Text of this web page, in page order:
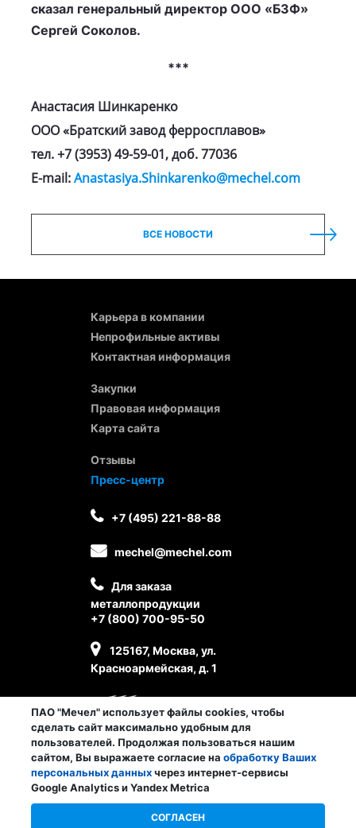
сказал генеральный директор ООО «БЗФ»
Сергей Соколов.
***
Анастасия Шинкаренко
ООО «Братский завод ферросплавов»
тел. +7 (3953) 49-59-01, доб. 77036
E-mail:Anastasiya.Shinkarenko@mechel.com
ВСЕ НОВОСТИ
Личный кабинет сотрудника
© ПАО «Мечел», 2026
Карьера в компании
Непрофильные активы
Контактная информация
Закупки
Правовая информация
Карта сайта
Отзывы
Пресс-центр
+7 (495) 221-88-88
mechel@mechel.com
Для заказа
металлопродукции
+7 (800) 700-95-50
125167, Москва, ул.
Красноармейская, д. 1
ПАО "Мечел" использует файлы cookies, чтобы
сделать сайт максимально удобным для
пользователей. Продолжая пользоваться нашим
сайтом, Вы выражаете согласие на обработку Ваших
персональных данныхчерез интернет-сервисы
Google Analytics и Yandex Metrica
СОГЛАСЕН